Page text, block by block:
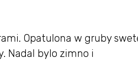
Opatulona w gruby
Nadal bylo zimno i